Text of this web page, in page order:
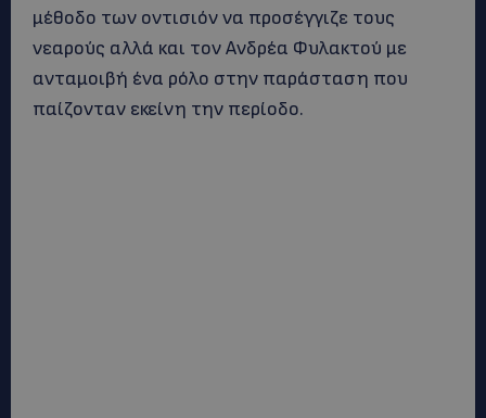
μέθοδο των οντισιόν να προσέγγιζε τους
νεαρούς αλλά και τον Ανδρέα Φυλακτού με
ανταμοιβή ένα ρόλο στην παράσταση που
παίζονταν εκείνη την περίοδο.